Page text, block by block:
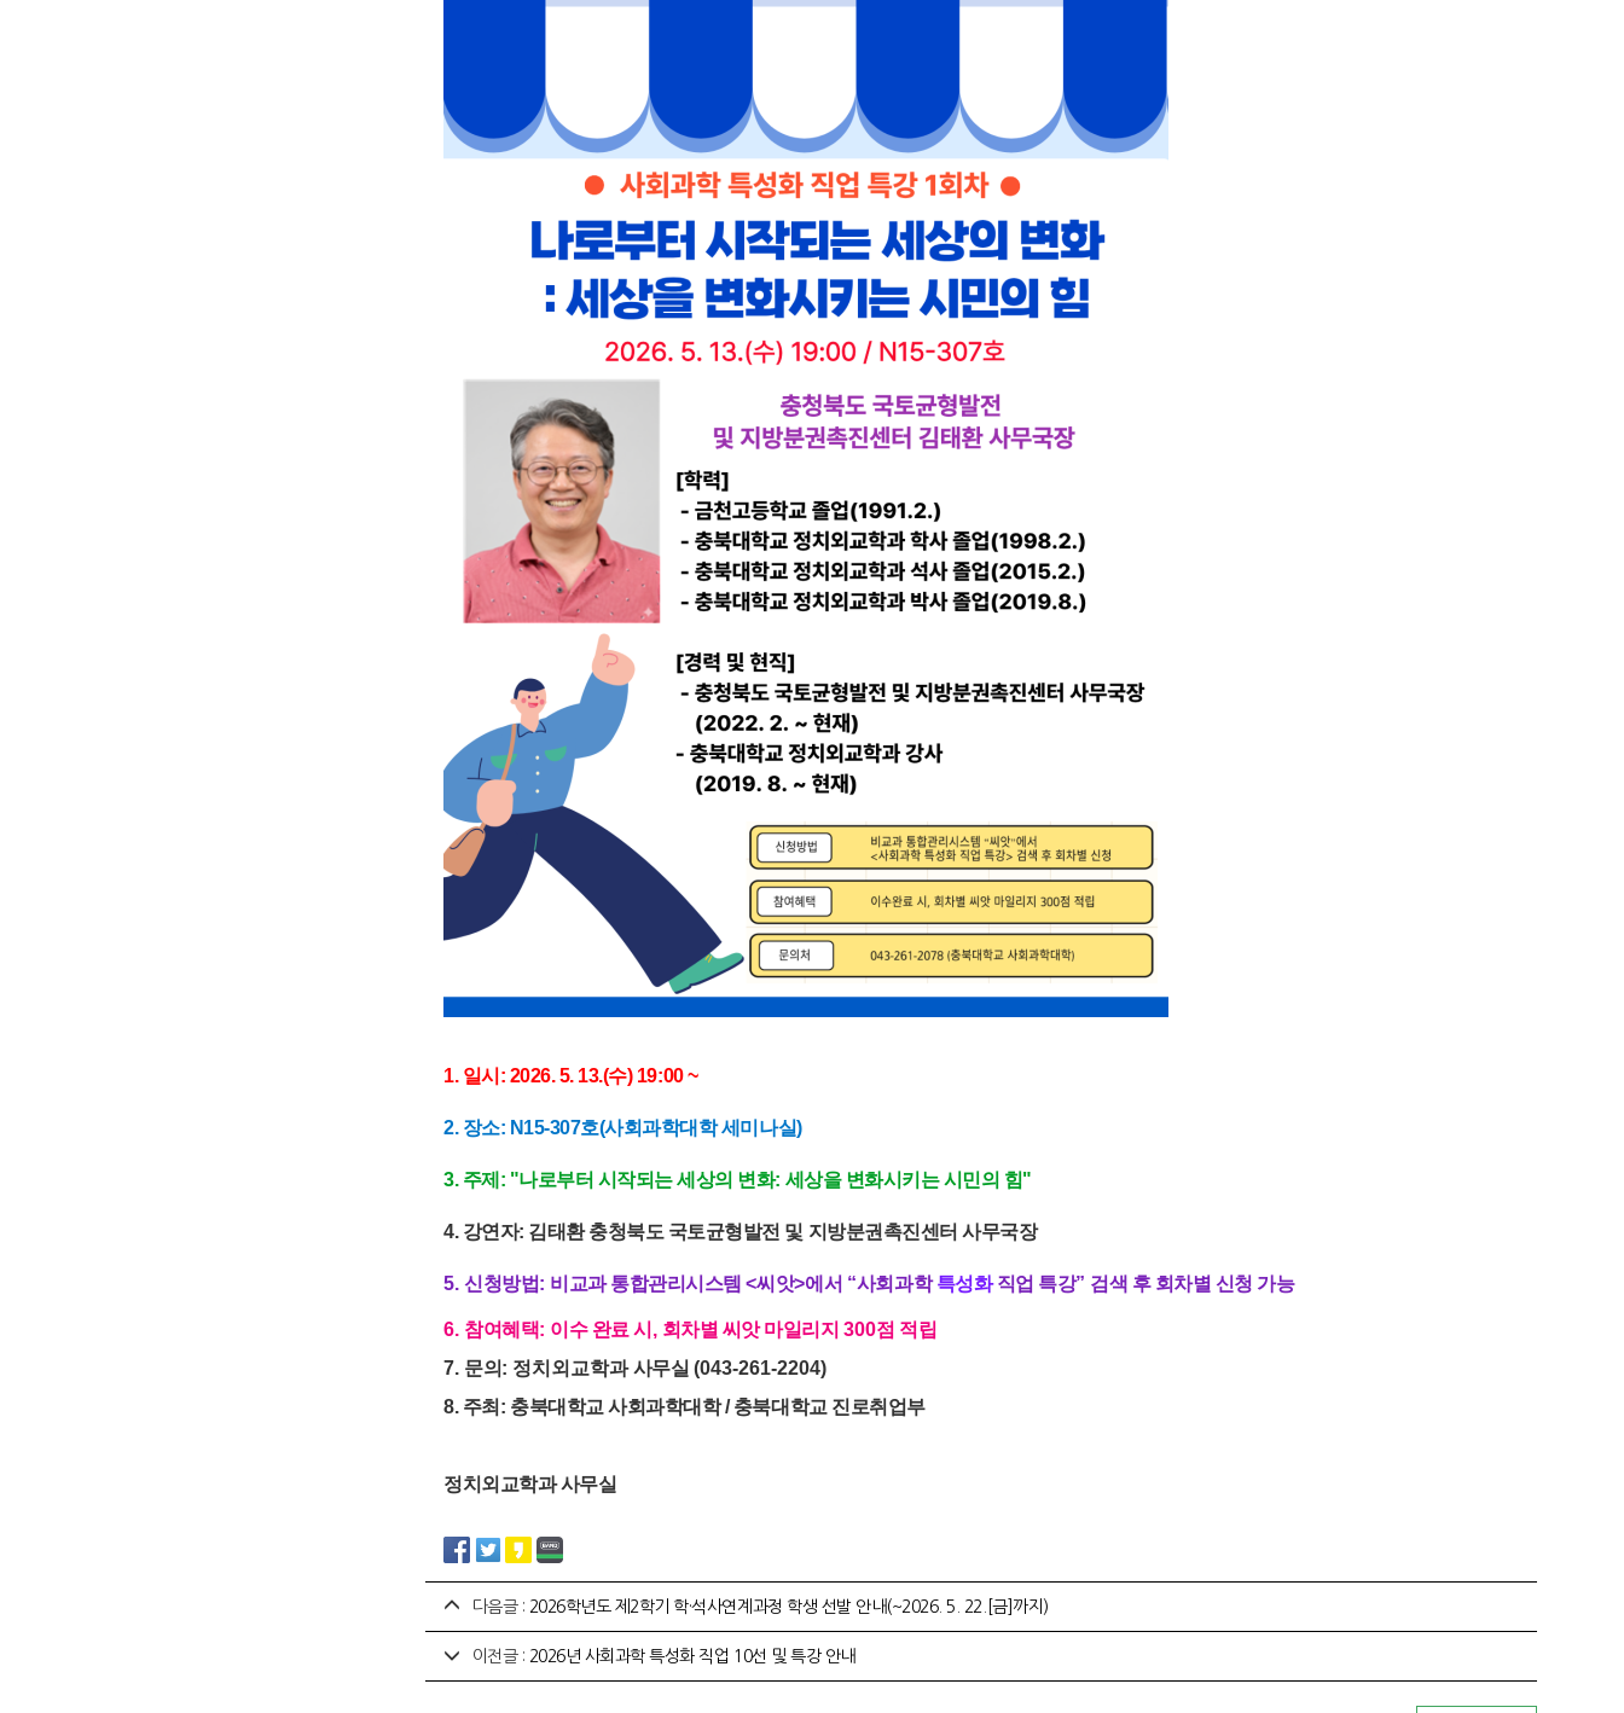
1. 일시: 2026. 5. 13.(수) 19:00 ~
2. 장소: N15-307호(사회과학대학 세미나실)
3. 주제: "나로부터 시작되는 세상의 변화: 세상을 변화시키는 시민의 힘"
4. 강연자: 김태환 충청북도 국토균형발전 및 지방분권촉진센터 사무국장
5. 신청방법: 비교과 통합관리시스템<씨앗>에서 “사회과학특성화직업 특강” 검색 후 회차별 신청 가능
6. 참여혜택: 이수 완료 시 , 회차별 씨앗 마일리지 300점 적립
7. 문의 : 정치외교학과사무실 (043-261-2204)
8. 주최: 충북대학교 사회과학대학 / 충북대학교 진로취업부
정치외교학과 사무실
다음글 : 2026학년도 제2학기 학·석사연계과정 학생 선발 안내(~2026. 5. 22.[금]까지)
이전글 : 2026년 사회과학 특성화 직업 10선 및 특강 안내